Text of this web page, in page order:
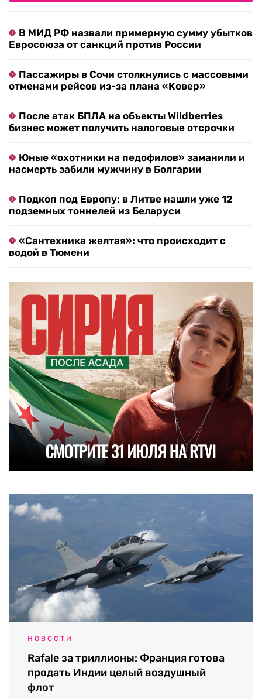
В МИД РФ назвали примерную сумму убытков
Евросоюза от санкций против России
Пассажиры в Сочи столкнулись с массовыми
отменами рейсов из-за плана «Ковер»
После атак БПЛА на объекты Wildberries
бизнес может получить налоговые отсрочки
Юные «охотники на педофилов» заманили и
насмерть забили мужчину в Болгарии
Подкоп под Европу: в Литве нашли уже 12
подземных тоннелей из Беларуси
«Сантехника желтая»: что происходит с
водой в Тюмени
НОВОСТИ
Rafale за триллионы: Франция готова
продать Индии целый воздушный
флот